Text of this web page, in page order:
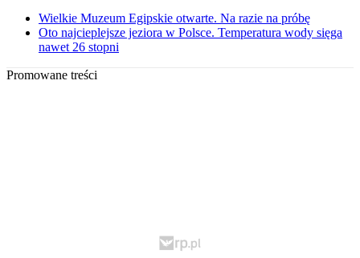
Wielkie Muzeum Egipskie otwarte. Na razie na próbę
Oto najcieplejsze jeziora w Polsce. Temperatura wody sięga
nawet 26 stopni
Promowane treści